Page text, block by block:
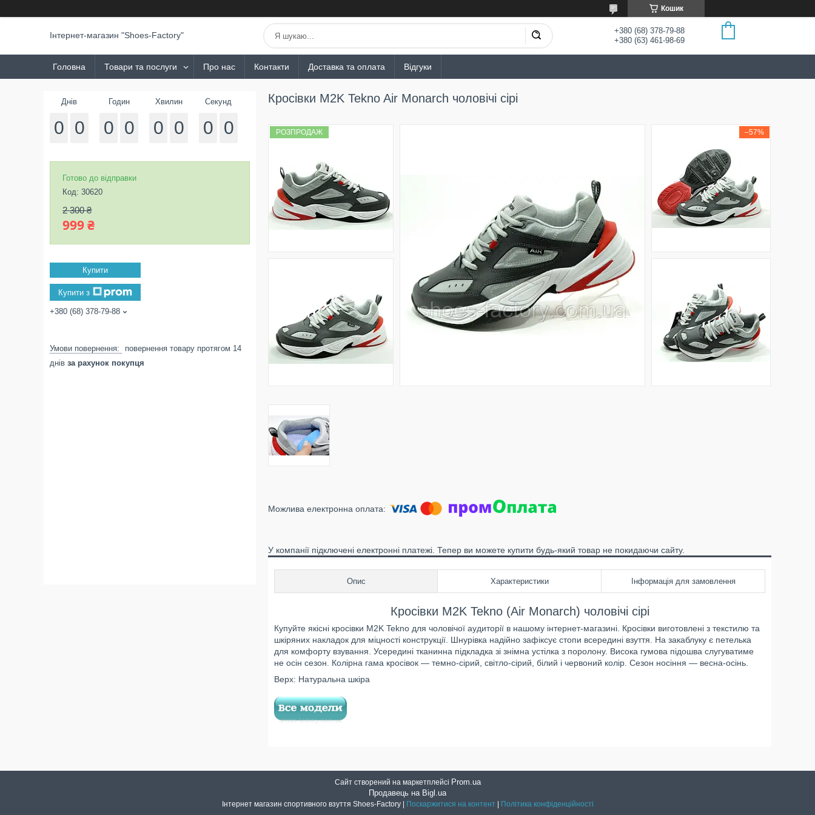
Кошик
Інтернет-магазин "Shoes-Factory"
+380 (68) 378-79-88
+380 (63) 461-98-69
Головна Товари та послуги Про нас Контакти Доставка та оплата Відгуки
Кросівки M2K Tekno Air Monarch чоловічі сірі
РОЗПРОДАЖ –57%
У компанії підключені електронні платежі. Тепер ви можете купити будь-який товар не покидаючи сайту.
Опис Характеристики Інформація для замовлення
Кросівки M2K Tekno (Air Monarch) чоловічі сірі
Купуйте якісні кросівки M2K Tekno для чоловічої аудиторії в нашому інтернет-магазині. Кросівки виготовлені з текстилю та
шкіряних накладок для міцності конструкції. Шнурівка надійно зафіксує стопи всередині взуття. На закаблуку є петелька
для комфорту взування. Усередині тканинна підкладка зі знімна устілка з поролону. Висока гумова підошва слугуватиме
не осін сезон. Колірна гама кросівок — темно-сірий, світло-сірий, білий і червоний колір. Сезон носіння — весна-осінь.
Верх: Натуральна шкіра
Днів
0 0
Годин
0 0
Хвилин
0 0
Секунд
0 0
Готово до відправки
Код: 30620
2 300 ₴
999 ₴
Купити
Купити з
+380 (68) 378-79-88
повернення товару протягом 14
днів за рахунок покупця
Сайт створений на маркетплейсі Prom.ua
Продавець на Bigl.ua
Поскаржитися на контент Політика конфіденційності